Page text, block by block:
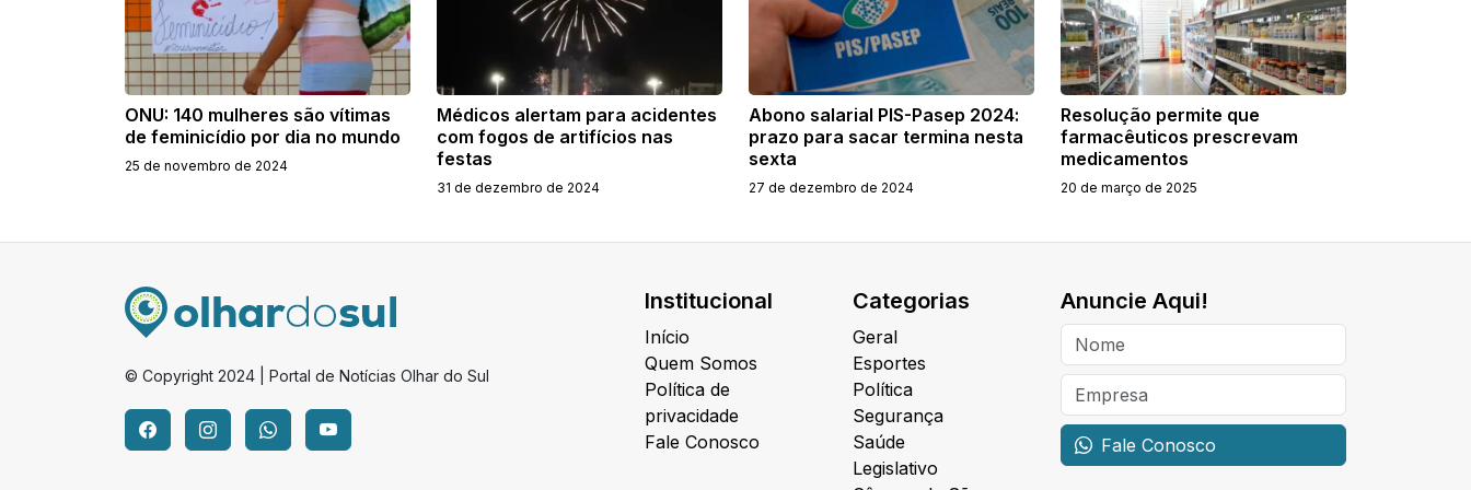
ONU: 140 mulheres são vítimas
de feminicídio por dia no mundo
25 de novembro de 2024
Médicos alertam para acidentes
com fogos de artifícios nas
festas
31 de dezembro de 2024
Abono salarial PIS-Pasep 2024:
prazo para sacar termina nesta
sexta
27 de dezembro de 2024
Resolução permite que
farmacêuticos prescrevam
medicamentos
20 de março de 2025
© Copyright 2024 | Portal de Notícias Olhar do Sul
Institucional
Início
Quem Somos
Política de
privacidade
Fale Conosco
Categorias
Geral
Esportes
Política
Segurança
Saúde
Legislativo
Anuncie Aqui!
Fale Conosco